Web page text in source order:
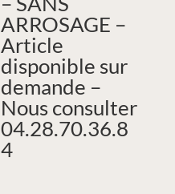
ARROSAGE –
Article
disponible sur
demande –
Nous consulter
04.28.70.36.8
4